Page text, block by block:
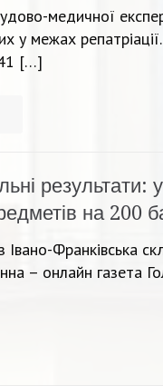
медичної
у межах
[…]
результати:
на 200
Франківська
– онлайн газета